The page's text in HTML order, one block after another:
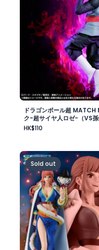
ドラゴンボール超 MATCH
ク-超サイヤ人ロゼ-（VS
HK$110
ワンピース BATTLE
Sold out